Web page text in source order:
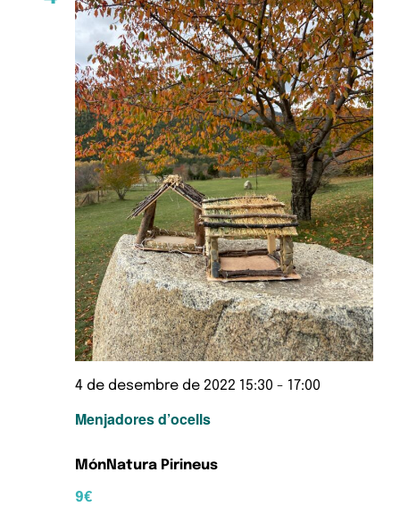
Menjadores d’ocells
4 de desembre de 2022 15:30 - 17:00
MónNatura Pirineus
9€